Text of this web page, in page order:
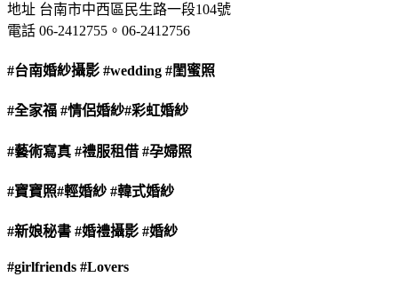
地址 台南市中西區民生路一段104號
電話 06-2412755。06-2412756
#台南婚紗攝影 #wedding #閨蜜照
#全家福 #情侶婚紗#彩虹婚紗
#藝術寫真 #禮服租借 #孕婦照
#寶寶照#輕婚紗 #韓式婚紗
#新娘秘書 #婚禮攝影 #婚紗
#girlfriends #Lovers